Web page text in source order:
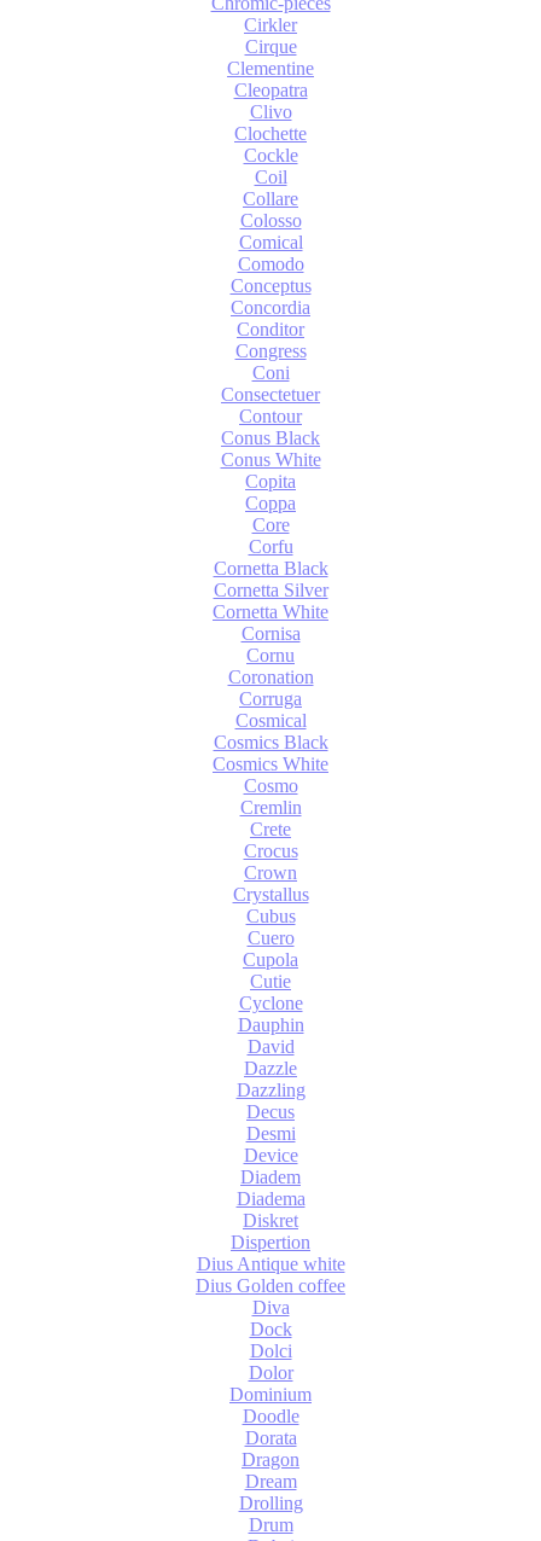
Cirkler
Cirque
Clementine
Cleopatra
Clivo
Clochette
Cockle
Coil
Collare
Colosso
Comical
Comodo
Conceptus
Concordia
Conditor
Congress
Coni
Consectetuer
Contour
Conus Black
Conus White
Copita
Coppa
Core
Corfu
Cornetta Black
Cornetta Silver
Cornetta White
Cornisa
Cornu
Coronation
Corruga
Cosmical
Cosmics Black
Cosmics White
Cosmo
Cremlin
Crete
Crocus
Crown
Crystallus
Cubus
Cuero
Cupola
Cutie
Cyclone
Dauphin
David
Dazzle
Dazzling
Decus
Desmi
Device
Diadem
Diadema
Diskret
Dispertion
Dius Antique white
Dius Golden coffee
Diva
Dock
Dolci
Dolor
Dominium
Doodle
Dorata
Dragon
Dream
Drolling
Drum